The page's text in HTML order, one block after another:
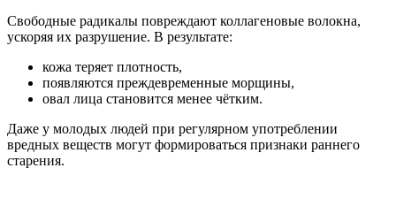
Свободные радикалы повреждают коллагеновые волокна,
ускоряя их разрушение. В результате:
кожа теряет плотность,
появляются преждевременные морщины,
овал лица становится менее чётким.
Даже у молодых людей при регулярном употреблении
вредных веществ могут формироваться признаки раннего
старения.